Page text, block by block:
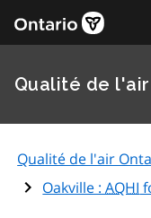
Qualité de
Qualité de l'air
Oakville :AQHI